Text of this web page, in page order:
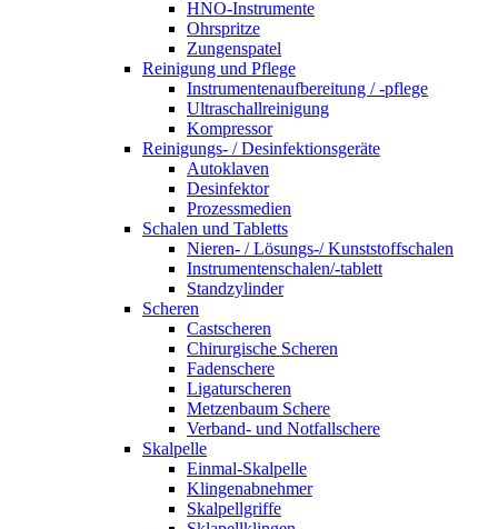
HNO-Instrumente
Ohrspritze
Zungenspatel
Reinigung und Pflege
Instrumentenaufbereitung / -pflege
Ultraschallreinigung
Kompressor
Reinigungs- / Desinfektionsgeräte
Autoklaven
Desinfektor
Prozessmedien
Schalen und Tabletts
Nieren- / Lösungs-/ Kunststoffschalen
Instrumentenschalen/-tablett
Standzylinder
Scheren
Castscheren
Chirurgische Scheren
Fadenschere
Ligaturscheren
Metzenbaum Schere
Verband- und Notfallschere
Skalpelle
Einmal-Skalpelle
Klingenabnehmer
Skalpellgriffe